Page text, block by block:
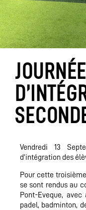
JOURNÉE
Vendredi 13
d’intégration des
Pour cette
se sont rendus au
Pont-Eveque,
padel, badminton,